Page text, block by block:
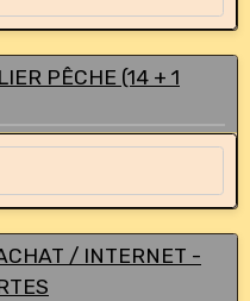
PÊCHE (14 + 1
/ INTERNET -